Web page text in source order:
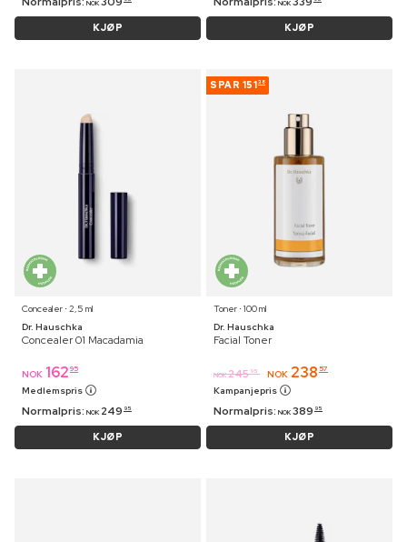
NOK
KJØP
NOK
KJØP
Concealer ⋅ 2,5 ml
Dr. Hauschka
Concealer 01 Macadamia
NOK 162 95
Medlemspris
Normalpris: NOK 249 95
KJØP
SPAR 15138
Toner ⋅ 100 ml
Dr. Hauschka
Facial Toner
NOK 245 95 NOK 238 57
Kampanjepris
Normalpris: NOK 389 95
KJØP